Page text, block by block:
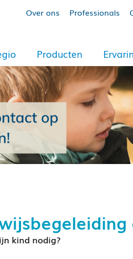
Over ons Professionals
Producten
kind nodig?